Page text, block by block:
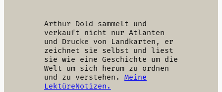
Arthur Dold sammelt und
verkauft nicht nur Atlanten
und Drucke von Landkarten, er
zeichnet sie selbst und liest
sie wie eine Geschichte um die
Welt um sich herum zu ordnen
und zu verstehen. Meine
LektüreNotizen.